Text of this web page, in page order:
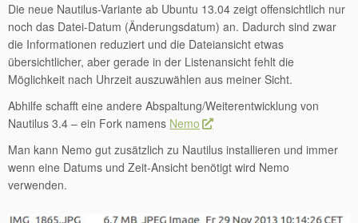
Die neue Nautilus-Variante ab Ubuntu 13.04 zeigt offensichtlich nur
noch das Datei-Datum (Änderungsdatum) an. Dadurch sind zwar
die Informationen reduziert und die Dateiansicht etwas
übersichtlicher, aber gerade in der Listenansicht fehlt die
Möglichkeit nach Uhrzeit auszuwählen aus meiner Sicht.
Abhilfe schafft eine andere Abspaltung/Weiterentwicklung von
Nautilus 3.4 – ein Fork namens Nemo
Man kann Nemo gut zusätzlich zu Nautilus installieren und immer
wenn eine Datums und Zeit-Ansicht benötigt wird Nemo
verwenden.